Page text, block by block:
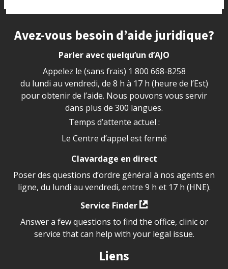
Site footer
Avez-vous besoin d’aide juridique?
Parler avec quelqu’un d’AJO
Appelez le (sans frais) 1 800 668-8258
du lundi au vendredi, de 8 h à 17 h (heure de l’Est)
pour obtenir de l’aide. Nous pouvons vous servir
dans plus de 300 langues.
Temps d’attente actuel :
Le Centre d’appel est fermé
Clavardage en direct
Poser des questions d’ordre général à nos agents en
ligne, du lundi au vendredi, entre 9 h et 17 h (HNE).
Service Finder
Answer a few questions to find the office, clinic or
service that can help with your legal issue.
Liens